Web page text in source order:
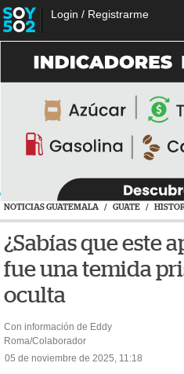
Login / Registrarme
NOTICIAS GUATEMALA / GUATE /
¿Sabías que este
fue una temida
oculta
Con información de Eddy
Roma/Colaborador
05 de noviembre de 2025, 11:18